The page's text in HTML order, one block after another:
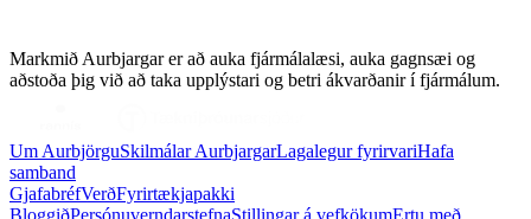
Markmið Aurbjargar er að auka fjármálalæsi, auka gagnsæi og
aðstoða þig við að taka upplýstari og betri ákvarðanir í fjármálum.
Um AurbjörguSkilmálar AurbjargarLagalegur fyrirvariHafa
samband
GjafabréfVerðFyrirtækjapakki
BloggiðPersónuverndarstefnaStillingar á vefkökumErtu með